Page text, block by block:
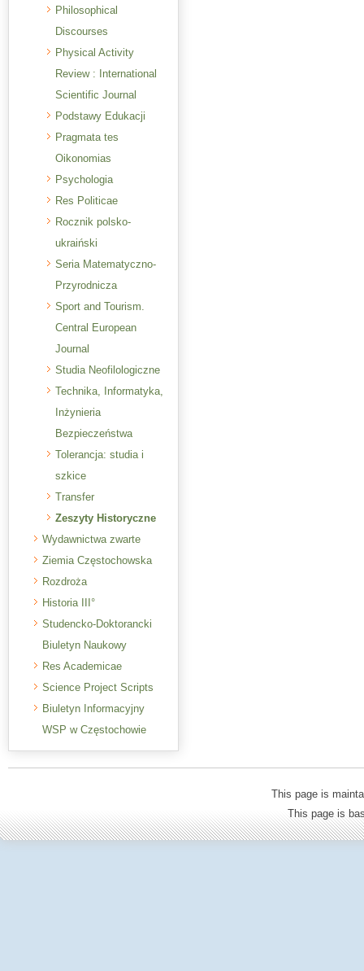
Philosophical
Discourses
Physical Activity
Review : International
Scientific Journal
Podstawy Edukacji
Pragmata tes
Oikonomias
Psychologia
Res Politicae
Rocznik polsko-
ukraiński
Seria Matematyczno-
Przyrodnicza
Sport and Tourism.
Central European
Journal
Studia Neofilologiczne
Technika, Informatyka,
Inżynieria
Bezpieczeństwa
Tolerancja: studia i
szkice
Transfer
Zeszyty Historyczne
Wydawnictwa zwarte
Ziemia Częstochowska
Rozdroża
Historia III°
Studencko-Doktorancki
Biuletyn Naukowy
Res Academicae
Science Project Scripts
Biuletyn Informacyjny
WSP w Częstochowie
This page is
This page is